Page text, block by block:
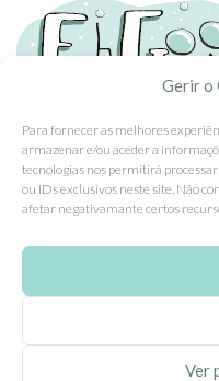
Gerir o
Para fornecer as melhores
armazenar e/ou aceder a
tecnologias nos permitirá
ou IDs exclusivos neste site. Não
afetar negativamante certos
Ver
Tel: (351) 234095278 Custo
Email: info@ehgoom.com
Rua José Afonso, Nº 50,
Sobre Nós